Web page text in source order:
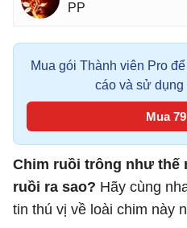
PP
Mua gói Thành viên Pro
cáo và sử dụng
Mua
Chim ruồi trông như thế
ruồi ra sao? Hãy cùng
tin thú vị về loài chim này